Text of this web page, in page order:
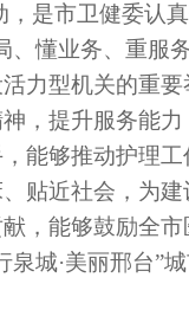
，是市卫健委认真
、懂业务、重服
力型机关的重
，提升服务能力
能够推动护理
贴近社会，为
，能够鼓励全
泉城·美丽邢台”